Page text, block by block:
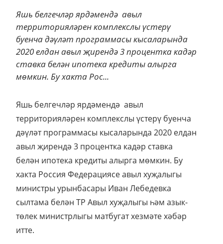
Яшь белгечләр ярдәмендә авыл
территорияләрен комплекслы үстерү
буенча дәүләт программасы кысаларында
2020 елдан авыл җирендә 3 процентка кадәр
ставка белән ипотека кредиты алырга
мөмкин. Бу хакта Рос...
Яшь белгечләр ярдәмендә авыл
территорияләрен комплекслы үстерү буенча
дәүләт программасы кысаларында 2020 елдан
авыл җирендә 3 процентка кадәр ставка
белән ипотека кредиты алырга мөмкин. Бу
хакта Россия Федерациясе авыл хуҗалыгы
министры урынбасары Иван Лебедевка
сылтама белән ТР Авыл хуҗалыгы һәм азык-
төлек министрлыгы матбугат хезмәте хәбәр
итте.